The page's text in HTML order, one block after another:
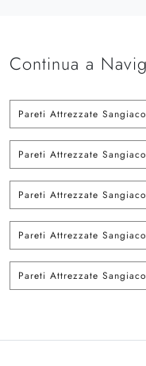
Continua a
Pareti Attrezzate
Pareti Attrezzate
Pareti Attrezzate
Pareti Attrezzate
Pareti Attrezzate